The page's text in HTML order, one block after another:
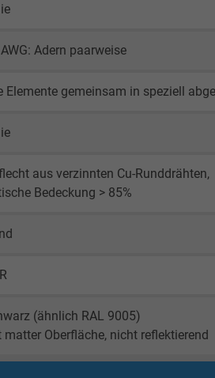
Adern paarweise
Elemente gemeinsam in speziell
aus verzinnten Cu-Runddrähten,
Bedeckung > 85%
(ähnlich RAL 9005)
matter Oberfläche, nicht reflektierend